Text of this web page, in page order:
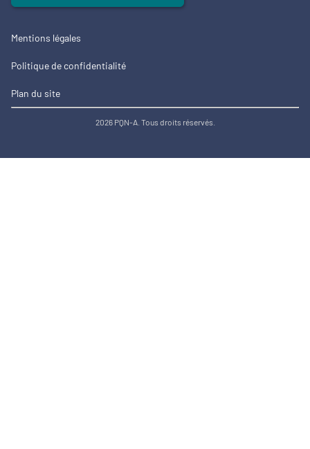
Mentions légales
Politique de confidentialité
Plan du site
2026 PQN-A. Tous droits réservés.